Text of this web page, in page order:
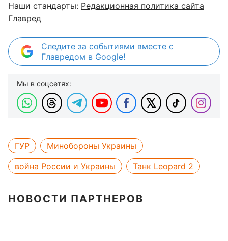
Наши стандарты: Редакционная политика сайта
Главред
Следите за событиями вместе с
Главредом в Google!
Мы в соцсетях:
ГУР
Минобороны Украины
война России и Украины
Танк Leopard 2
НОВОСТИ ПАРТНЕРОВ